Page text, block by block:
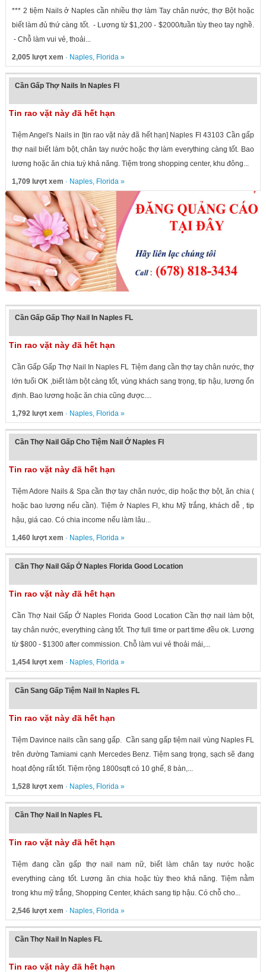
*** 2 tiệm Nails ở Naples cần nhiều thợ làm Tay chân nước, thợ Bột hoặc
biết làm đủ thứ càng tốt. - Lương từ $1,200 - $2000/tuần tùy theo tay nghề.
- Chỗ làm vui vẻ, thoải...
2,005 lượt xem · Naples, Florida»
Cần Gấp Thợ Nails In Naples Fl
Tin rao vặt này đã hết hạn
Tiệm Angel's Nails in [tin rao vặt này đã hết hạn] Naples Fl 43103 Cần gấp
thợ nail biết làm bột, chân tay nước hoặc thợ làm everything càng tốt. Bao
lương hoặc ăn chia tuỳ khả năng. Tiệm trong shopping center, khu đông...
1,709 lượt xem · Naples, Florida»
Cần Gấp Gấp Thợ Nail In Naples FL
Tin rao vặt này đã hết hạn
Cần Gấp Gấp Thợ Nail In Naples FL Tiệm đang cần thợ tay chân nước, thợ
lớn tuổi OK ,biết làm bột càng tốt, vùng khách sang trọng, tip hậu, lương ổn
định. Bao lương hoặc ăn chia cũng được....
1,792 lượt xem · Naples, Florida»
Cần Thợ Nail Gấp Cho Tiệm Nail Ở Naples Fl
Tin rao vặt này đã hết hạn
Tiệm Adore Nails & Spa cần thợ tay chân nước, dip hoặc thợ bột, ăn chia (
hoặc bao lương nếu cần). Tiệm ở Naples Fl, khu Mỹ trắng, khách dễ , tip
hậu, giá cao. Có chia income nếu làm lâu...
1,460 lượt xem · Naples, Florida»
Cần Thợ Nail Gấp Ở Naples Florida Good Location
Tin rao vặt này đã hết hạn
Cần Thợ Nail Gấp Ở Naples Florida Good Location Cần thợ nail làm bột,
tay chân nước, everything càng tốt. Thợ full time or part time đều ok. Lương
từ $800 - $1300 after commission. Chỗ làm vui vẻ thoải mái,...
1,454 lượt xem · Naples, Florida»
Cần Sang Gấp Tiệm Nail In Naples FL
Tin rao vặt này đã hết hạn
Tiệm Davince nails cần sang gấp. Cần sang gấp tiệm nail vùng Naples FL
trên đường Tamiami cạnh Mercedes Benz. Tiệm sang trọng, sạch sẽ đang
hoạt động rất tốt. Tiệm rộng 1800sqft có 10 ghế, 8 bàn,...
1,528 lượt xem · Naples, Florida»
Cần Thợ Nail In Naples FL
Tin rao vặt này đã hết hạn
Tiệm đang cần gấp thợ nail nam nữ, biết làm chân tay nước hoặc
everything càng tốt. Lương ăn chia hoặc tùy theo khả năng. Tiệm nằm
trong khu mỹ trắng, Shopping Center, khách sang tip hậu. Có chỗ cho...
2,546 lượt xem · Naples, Florida»
Cần Thợ Nail In Naples FL
Tin rao vặt này đã hết hạn